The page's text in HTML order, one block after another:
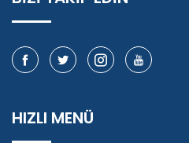
HIZLI MENÜ